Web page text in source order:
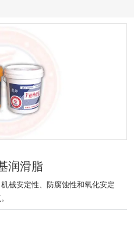
润滑脂
械安定性、防腐蚀性和氧化安定